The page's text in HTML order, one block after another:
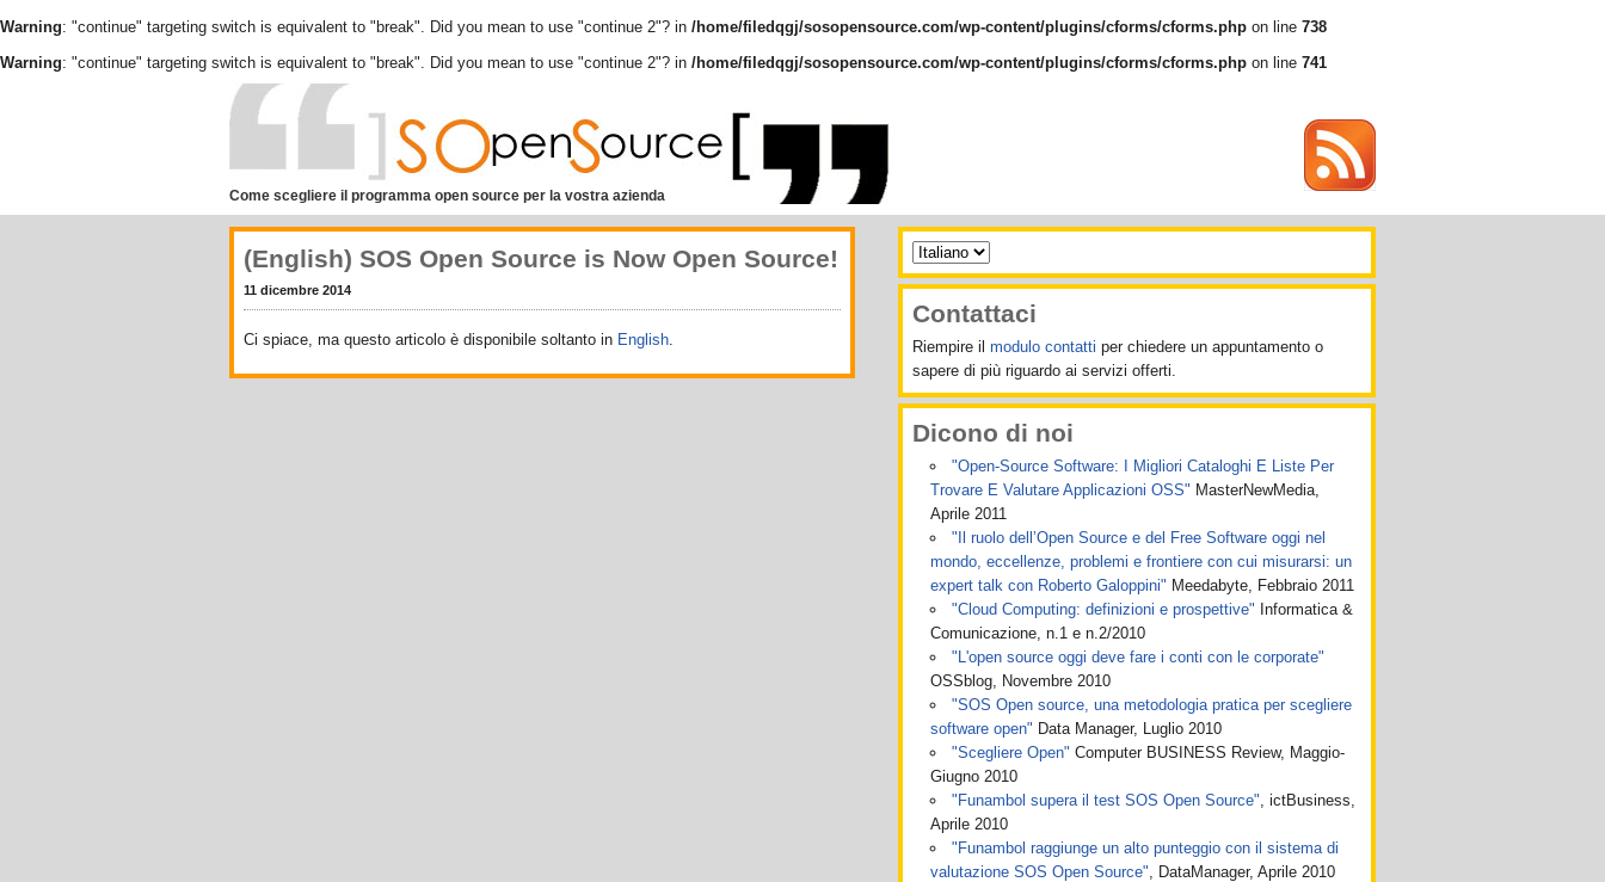
Warning: "continue" targeting switch is equivalent to "break". Did you mean to use "continue 2"? in /home/filedqgj/sosopensource.com/wp-content/plugins/cforms/cforms.php on line 738
Warning: "continue" targeting switch is equivalent to "break". Did you mean to use "continue 2"? in /home/filedqgj/sosopensource.com/wp-content/plugins/cforms/cforms.php on line 741
Come scegliere il programma open source per la vostra azienda
(English) SOS Open Source is Now Open Source!
11 dicembre 2014
Ci spiace, ma questo articolo è disponibile soltanto in English.
Contattaci
Riempire il modulo contatti per chiedere un appuntamento o
sapere di più riguardo ai servizi offerti.
Dicono di noi
"Open-Source Software: I Migliori Cataloghi E Liste Per
Trovare E Valutare Applicazioni OSS" MasterNewMedia,
Aprile 2011
"Il ruolo dell’Open Source e del Free Software oggi nel
mondo, eccellenze, problemi e frontiere con cui misurarsi: un
expert talk con Roberto Galoppini" Meedabyte, Febbraio 2011
"Cloud Computing: definizioni e prospettive" Informatica &
Comunicazione, n.1 e n.2/2010
"L'open source oggi deve fare i conti con le corporate"
OSSblog, Novembre 2010
"SOS Open source, una metodologia pratica per scegliere
software open" Data Manager, Luglio 2010
"Scegliere Open" Computer BUSINESS Review, Maggio-
Giugno 2010
"Funambol supera il test SOS Open Source", ictBusiness,
Aprile 2010
"Funambol raggiunge un alto punteggio con il sistema di
valutazione SOS Open Source", DataManager, Aprile 2010